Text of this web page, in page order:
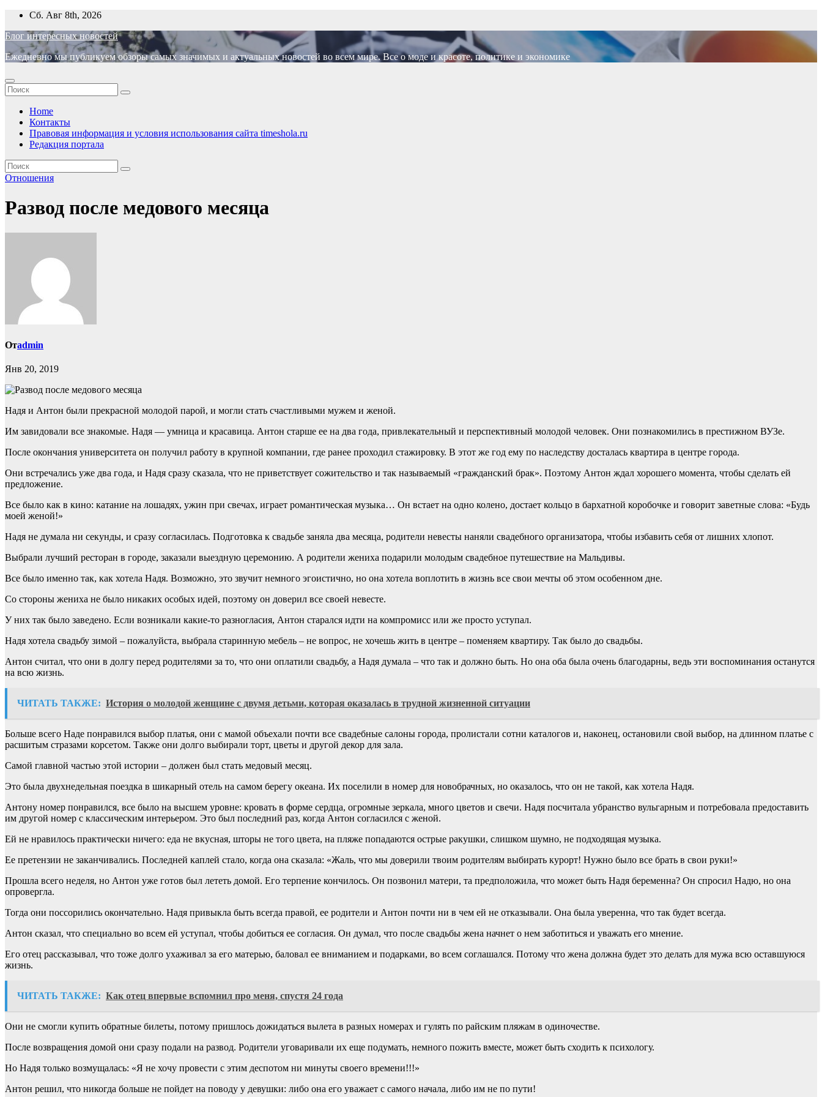
Перейти
содержимому
Сб. Авг 8th, 2026
Блог интересных новостей
Ежедневно мы публикуем обзоры самых значимых и актуальных новостей во всем мире. Все о моде и красоте, политике и экономике
Home
Контакты
Правовая информация и условия использования сайта timeshola.ru
Редакция портала
Отношения
Развод после медового месяца
Отadmin
Янв 20, 2019
Надя и Антон были прекрасной молодой парой, и могли стать счастливыми мужем и женой.
Им завидовали все знакомые. Надя — умница и красавица. Антон старше ее на два года, привлекательный и перспективный молодой человек. Они познакомились в престижном ВУЗе.
После окончания университета он получил работу в крупной компании, где ранее проходил стажировку. В этот же год ему по наследству досталась квартира в центре города.
Они встречались уже два года, и Надя сразу сказала, что не приветствует сожительство и так называемый «гражданский брак». Поэтому Антон ждал хорошего момента, чтобы сделать ей
предложение.
Все было как в кино: катание на лошадях, ужин при свечах, играет романтическая музыка… Он встает на одно колено, достает кольцо в бархатной коробочке и говорит заветные слова: «Будь
моей женой!»
Надя не думала ни секунды, и сразу согласилась. Подготовка к свадьбе заняла два месяца, родители невесты наняли свадебного организатора, чтобы избавить себя от лишних хлопот.
Выбрали лучший ресторан в городе, заказали выездную церемонию. А родители жениха подарили молодым свадебное путешествие на Мальдивы.
Все было именно так, как хотела Надя. Возможно, это звучит немного эгоистично, но она хотела воплотить в жизнь все свои мечты об этом особенном дне.
Со стороны жениха не было никаких особых идей, поэтому он доверил все своей невесте.
У них так было заведено. Если возникали какие-то разногласия, Антон старался идти на компромисс или же просто уступал.
Надя хотела свадьбу зимой – пожалуйста, выбрала старинную мебель – не вопрос, не хочешь жить в центре – поменяем квартиру. Так было до свадьбы.
Антон считал, что они в долгу перед родителями за то, что они оплатили свадьбу, а Надя думала – что так и должно быть. Но она оба была очень благодарны, ведь эти воспоминания останутся
на всю жизнь.
ЧИТАТЬ ТАКЖЕ: История о молодой женщине с двумя детьми, которая оказалась в трудной жизненной ситуации
Больше всего Наде понравился выбор платья, они с мамой объехали почти все свадебные салоны города, пролистали сотни каталогов и, наконец, остановили свой выбор, на длинном платье с
расшитым стразами корсетом. Также они долго выбирали торт, цветы и другой декор для зала.
Самой главной частью этой истории – должен был стать медовый месяц.
Это была двухнедельная поездка в шикарный отель на самом берегу океана. Их поселили в номер для новобрачных, но оказалось, что он не такой, как хотела Надя.
Антону номер понравился, все было на высшем уровне: кровать в форме сердца, огромные зеркала, много цветов и свечи. Надя посчитала убранство вульгарным и потребовала предоставить
им другой номер с классическим интерьером. Это был последний раз, когда Антон согласился с женой.
Ей не нравилось практически ничего: еда не вкусная, шторы не того цвета, на пляже попадаются острые ракушки, слишком шумно, не подходящая музыка.
Ее претензии не заканчивались. Последней каплей стало, когда она сказала: «Жаль, что мы доверили твоим родителям выбирать курорт! Нужно было все брать в свои руки!»
Прошла всего неделя, но Антон уже готов был лететь домой. Его терпение кончилось. Он позвонил матери, та предположила, что может быть Надя беременна? Он спросил Надю, но она
опровергла.
Тогда они поссорились окончательно. Надя привыкла быть всегда правой, ее родители и Антон почти ни в чем ей не отказывали. Она была уверенна, что так будет всегда.
Антон сказал, что специально во всем ей уступал, чтобы добиться ее согласия. Он думал, что после свадьбы жена начнет о нем заботиться и уважать его мнение.
Его отец рассказывал, что тоже долго ухаживал за его матерью, баловал ее вниманием и подарками, во всем соглашался. Потому что жена должна будет это делать для мужа всю оставшуюся
жизнь.
ЧИТАТЬ ТАКЖЕ: Как отец впервые вспомнил про меня, спустя 24 года
Они не смогли купить обратные билеты, потому пришлось дожидаться вылета в разных номерах и гулять по райским пляжам в одиночестве.
После возвращения домой они сразу подали на развод. Родители уговаривали их еще подумать, немного пожить вместе, может быть сходить к психологу.
Но Надя только возмущалась: «Я не хочу провести с этим деспотом ни минуты своего времени!!!»
Антон решил, что никогда больше не пойдет на поводу у девушки: либо она его уважает с самого начала, либо им не по пути!